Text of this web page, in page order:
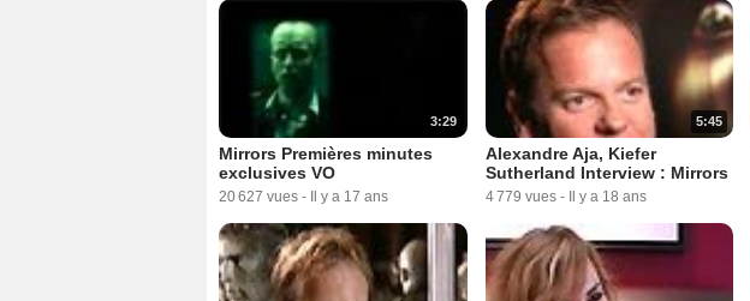
3:29
Mirrors Premières minutes
exclusives VO
20 627 vues - Il y a 17 ans
5:45
Alexandre Aja, Kiefer
Sutherland Interview : Mirrors
4 779 vues - Il y a 18 ans